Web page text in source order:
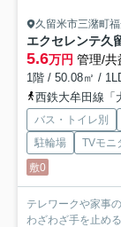
久留米市三潴町
エクセレンテ久
5.6万円 管理/共
1階 / 50.08㎡ /
西鉄大牟田線「
バス・トイレ別
駐輪場
TVモニ
敷0
テレワークや家事
わざわざ手を止め